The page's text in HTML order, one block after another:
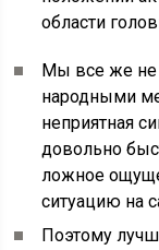
области
Мы все же не
народными
неприятная
довольно
ложное
ситуацию на
Поэтому